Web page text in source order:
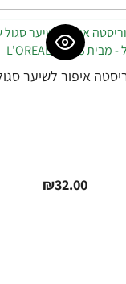
₪32.00